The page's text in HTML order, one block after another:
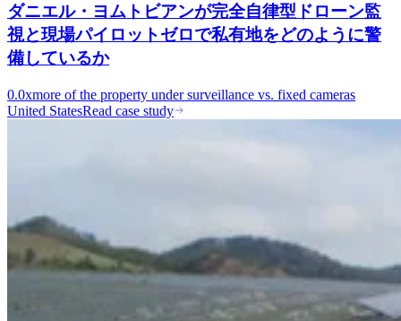
ダニエル・ヨムトビアンが完全自律型ドローン監
視と現場パイロットゼロで私有地をどのように警
備しているか
0.0xmore of the property under surveillance vs. fixed cameras
United StatesRead case study